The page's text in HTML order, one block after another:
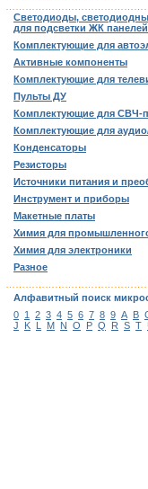
Светодиоды,
для подсветки ЖК панелей
Комплектующие для
Активные компоненты
Комплектующие для
Пульты ДУ
Комплектующие для СВЧ-
Комплектующие для
Конденсаторы
Резисторы
Источники питания и
Инструмент и приборы
Макетные платы
Химия для
Химия для электроники
Разное
Алфавитный поиск
0 1 2 3 4 5 6 7 8 9 A B
J
K L M N O P Q R S T